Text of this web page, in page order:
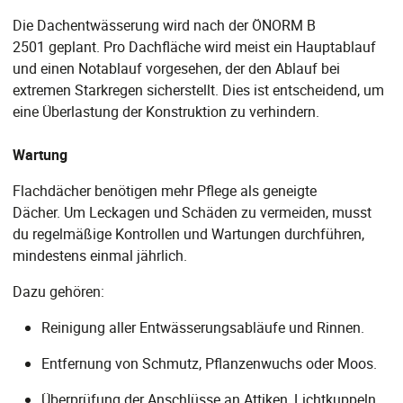
Die Dachentwässerung wird nach der ÖNORM B
2501 geplant. Pro Dachfläche wird meist ein Hauptablauf
und einen Notablauf vorgesehen, der den Ablauf bei
extremen Starkregen sicherstellt. Dies ist entscheidend, um
eine Überlastung der Konstruktion zu verhindern.
Wartung
Flachdächer benötigen mehr Pflege als geneigte
Dächer. Um Leckagen und Schäden zu vermeiden, musst
du regelmäßige Kontrollen und Wartungen durchführen,
mindestens einmal jährlich.
Dazu gehören:
Reinigung aller Entwässerungsabläufe und Rinnen.
Entfernung von Schmutz, Pflanzenwuchs oder Moos.